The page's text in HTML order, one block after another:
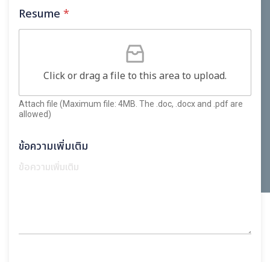
Resume *
Click or drag a file to this area to upload.
Attach file (Maximum file: 4MB. The .doc, .docx and .pdf are
allowed)
ข้อความเพิ่มเติม